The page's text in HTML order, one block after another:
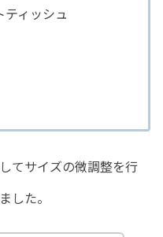
ィッシュ
てサイズの微調整を行
した。